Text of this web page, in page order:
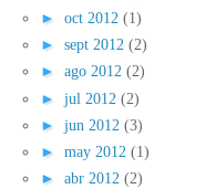
► oct 2012 (1)
► sept 2012 (2)
► ago 2012 (2)
► jul 2012 (2)
► jun 2012 (3)
► may 2012 (1)
► abr 2012 (2)